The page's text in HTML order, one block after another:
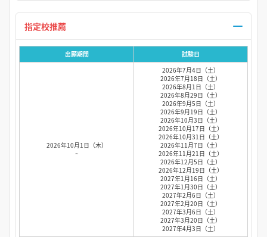
出願期間 試験日
2026年10月1日（木）
~
2026年7月4日（土）
2026年7月18日（土）
2026年8月1日（土）
2026年8月29日（土）
2026年9月5日（土）
2026年9月19日（土）
2026年10月3日（土）
2026年10月17日（土）
2026年10月31日（土）
2026年11月7日（土）
2026年11月21日（土）
2026年12月5日（土）
2026年12月19日（土）
2027年1月16日（土）
2027年1月30日（土）
2027年2月6日（土）
2027年2月20日（土）
2027年3月6日（土）
2027年3月20日（土）
2027年4月3日（土）